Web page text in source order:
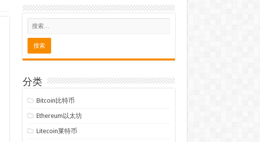
分类
Bitcoin比特币
Ethereum以太坊
Litecoin莱特币